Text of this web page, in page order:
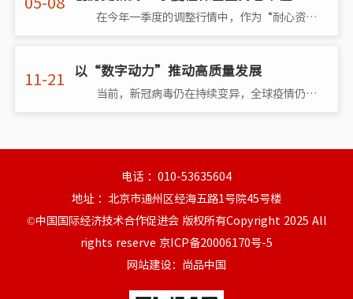
在今年一季度的调整行情中，作为“耐心资本”代表的社保基金，不惧市场调整逆势加仓。Choice数据显示，截至一季度末，社
11-21 以“数字动力”推动高质量发展
当前，新冠病毒仍在持续变异，全球疫情仍处于流行态势，全球通胀上行风险仍不容忽视，世界经济复苏面临严峻挑战。在近日召�
电话 ：010-53635604
地址 ：北京市通州区经海五路1号院45号楼
©中国国际经济技术合作促进会 版权所有Copyright 2025 All
rights reserve 京ICP备20006170号-5
网站建设 ：尚品中国